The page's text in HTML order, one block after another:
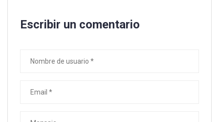
Escribir un comentario